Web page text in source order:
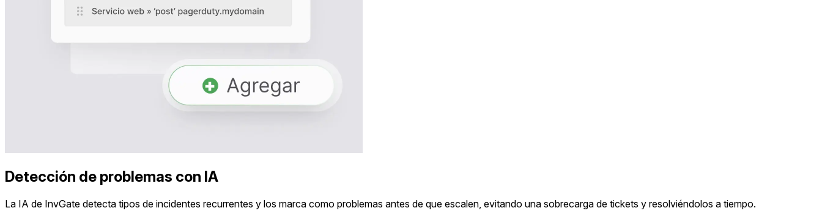
Detección de problemas con IA
La IA de InvGate detecta tipos de incidentes recurrentes y los marca como problemas antes de que escalen, evitando una sobrecarga de tickets y resolviéndolos a tiempo.